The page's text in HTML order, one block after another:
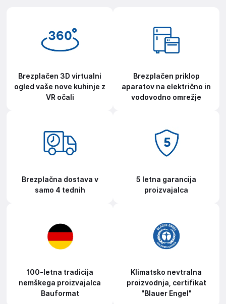
Brezplačen 3D virtualni
ogled vaše nove kuhinje z
VR očali
Brezplačen priklop
aparatov na električno in
vodovodno omrežje
Brezplačna dostava v
samo 4 tednih
5 letna garancija
proizvajalca
100-letna tradicija
nemškega proizvajalca
Bauformat
Klimatsko nevtralna
proizvodnja, certifikat
"Blauer Engel"